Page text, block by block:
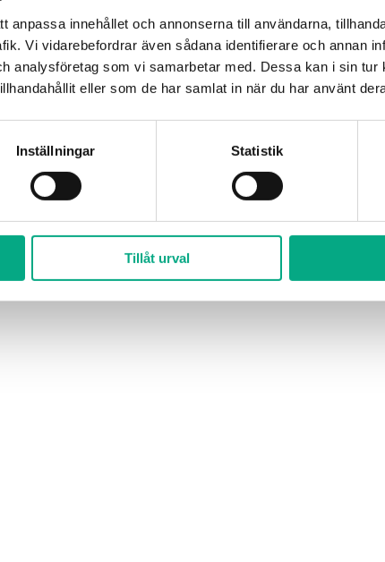
anpassa innehållet och annonserna till användarna,
Vi vidarebefordrar även sådana identifierare och annan
analysföretag som vi samarbetar med. Dessa kan i sin tur
eller som de har samlat in när du har använt
Inställningar Statistik
Tillåt urval